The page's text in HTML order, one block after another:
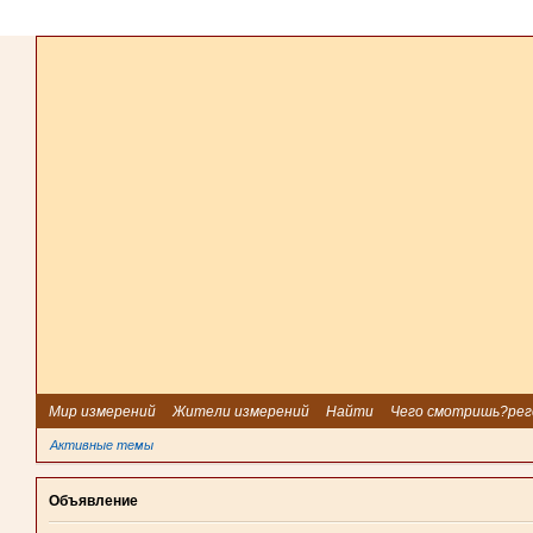
Мир измерений Жители измерений Найти Чего
Активные темы
Объявление